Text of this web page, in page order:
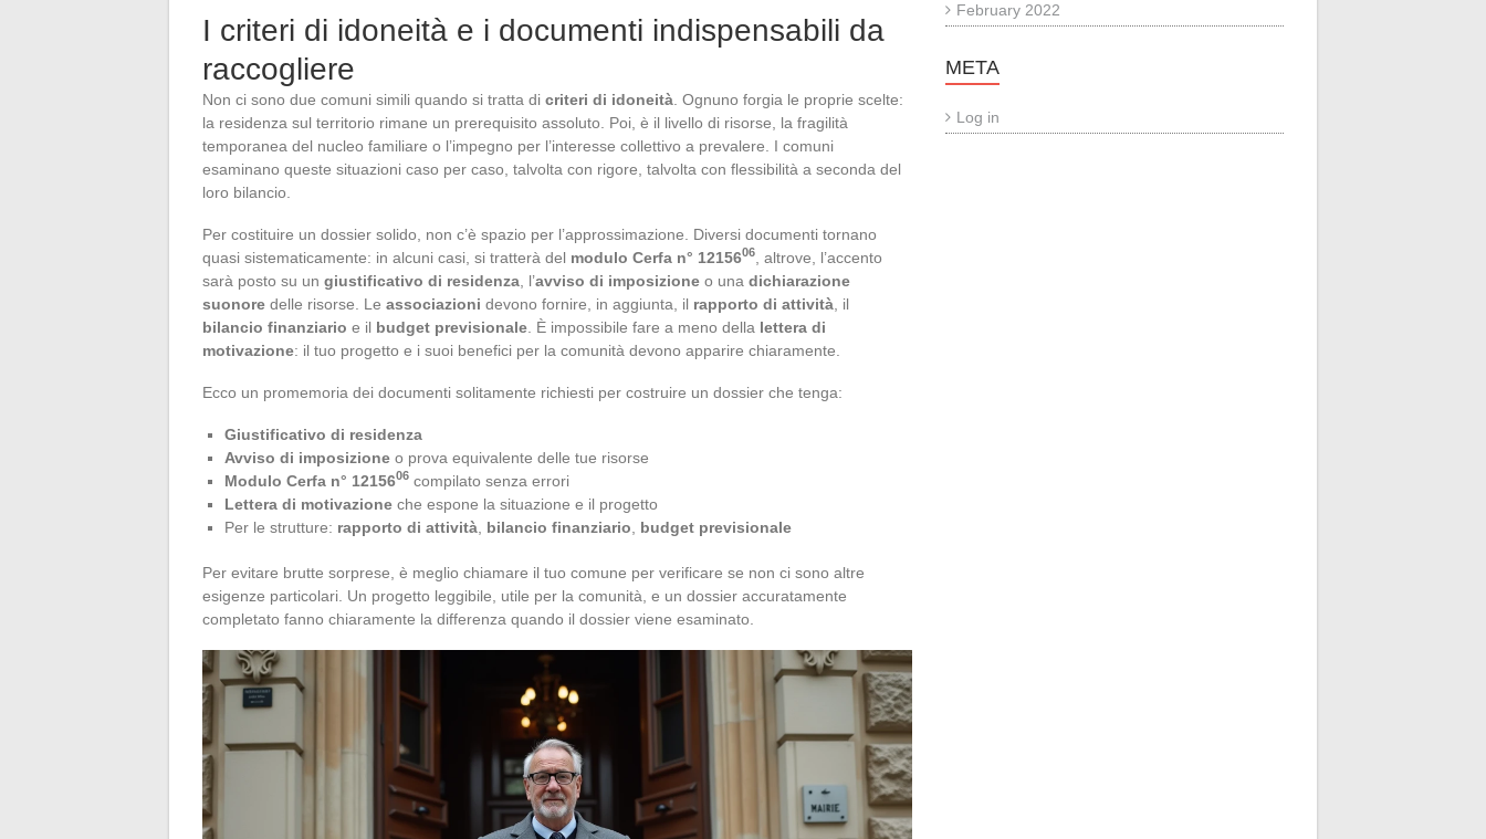
I criteri di idoneità e i documenti indispensabili da
raccogliere
Non ci sono due comuni simili quando si tratta di criteri di idoneità . Ognuno forgia le proprie scelte:
la residenza sul territorio rimane un prerequisito assoluto. Poi, è il livello di risorse, la fragilità
temporanea del nucleo familiare o l’impegno per l’interesse collettivo a prevalere. I comuni
esaminano queste situazioni caso per caso, talvolta con rigore, talvolta con flessibilità a seconda del
loro bilancio.
Per costituire un dossier solido, non c’è spazio per l’approssimazione. Diversi documenti tornano
quasi sistematicamente: in alcuni casi, si tratterà del modulo Cerfa n° 1215606
, altrove, l’accento
sarà posto su un giustificativo di residenza , l’avviso di imposizione o una dichiarazione
suonore delle risorse. Le associazioni devono fornire, in aggiunta, il rapporto di attività , il
bilancio finanziario e il budget previsionale . È impossibile fare a meno della lettera di
motivazione: il tuo progetto e i suoi benefici per la comunità devono apparire chiaramente.
Ecco un promemoria dei documenti solitamente richiesti per costruire un dossier che tenga:
Giustificativo di residenza
Avviso di imposizione o prova equivalente delle tue risorse
Modulo Cerfa n° 1215606 compilato senza errori
Lettera di motivazione che espone la situazione e il progetto
Per le strutture: rapporto di attività bilancio finanziario budget previsionale
Per evitare brutte sorprese, è meglio chiamare il tuo comune per verificare se non ci sono altre
esigenze particolari. Un progetto leggibile, utile per la comunità, e un dossier accuratamente
completato fanno chiaramente la differenza quando il dossier viene esaminato.
February 2022
META
Log in